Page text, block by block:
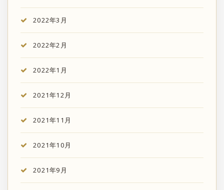
2022年3月
2022年2月
2022年1月
2021年12月
2021年11月
2021年10月
2021年9月